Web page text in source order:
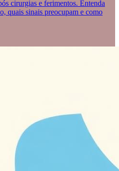
cirurgias e ferimentos. Entenda
quais sinais preocupam e como